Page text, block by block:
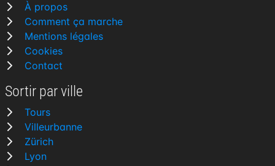
À propos
Comment ça marche
Mentions légales
Cookies
Contact
Sortir par ville
Tours
Villeurbanne
Zürich
Lyon